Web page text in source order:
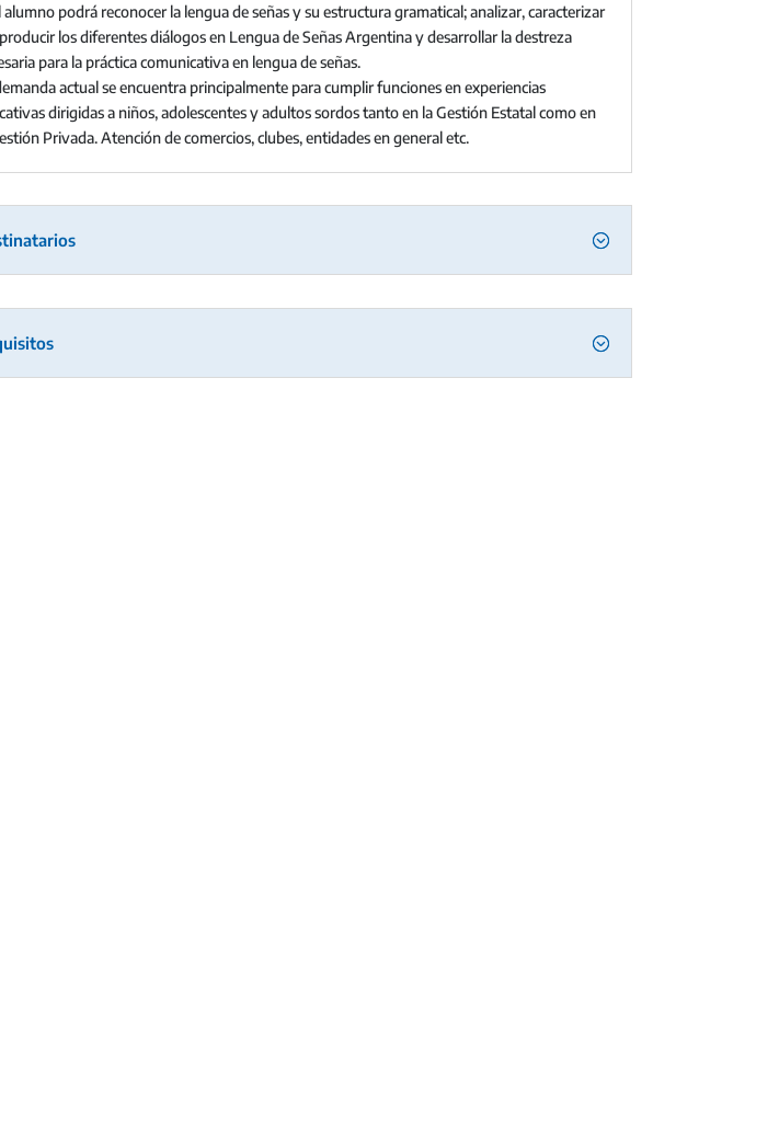
alumno podrá reconocer la lengua de señas y su estructura gramatical; analizar, caracterizar
los diferentes diálogos en Lengua de Señas Argentina y desarrollar la destreza
para la práctica comunicativa en lengua de señas.
actual se encuentra principalmente para cumplir funciones en experiencias
dirigidas a niños, adolescentes y adultos sordos tanto en la Gestión Estatal como en
Privada. Atención de comercios, clubes, entidades en general etc.